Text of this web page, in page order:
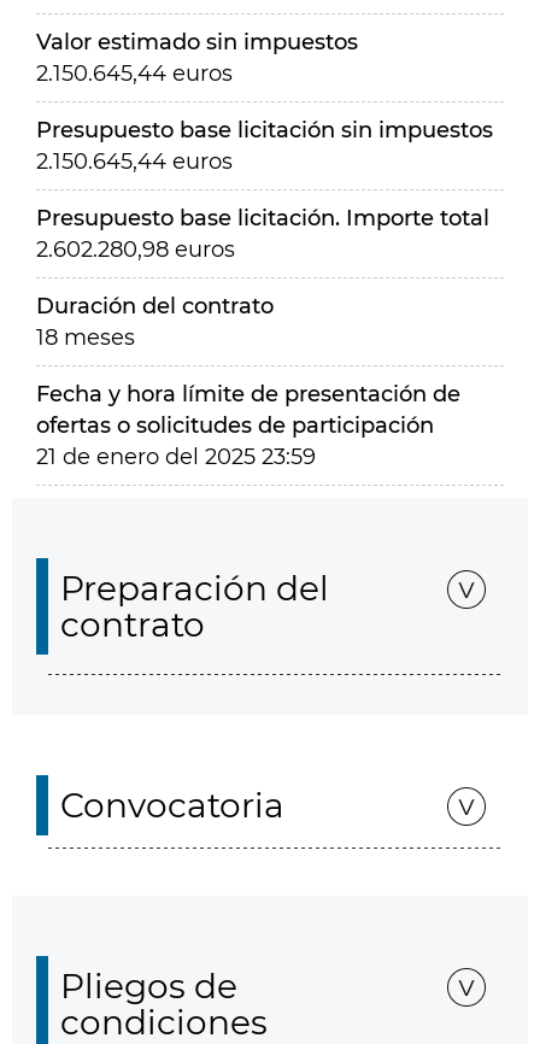
Valor estimado sin impuestos
2.150.645,44 euros
Presupuesto base licitación sin impuestos
2.150.645,44 euros
Presupuesto base licitación. Importe total
2.602.280,98 euros
Duración del contrato
18 meses
Fecha y hora límite de presentación de
ofertas o solicitudes de participación
21 de enero del 2025 23:59
Preparación del
contrato
Convocatoria
Pliegos de
condiciones